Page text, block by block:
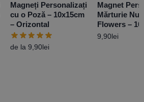
Magneți Personalizați
cu o Poză – 10x15cm
– Orizontal
de la9,90lei
Magnet
Mărturie
Flowers –
9,90lei